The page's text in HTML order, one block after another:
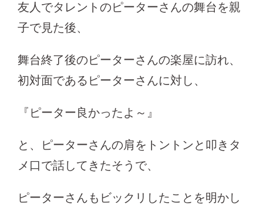
友人でタレントのピーターさんの舞台を親
子で見た後、
舞台終了後のピーターさんの楽屋に訪れ、
初対面であるピーターさんに対し、
『ピーター良かったよ～』
と、ピーターさんの肩をトントンと叩きタ
メ口で話してきたそうで、
ピーターさんもビックリしたことを明かし